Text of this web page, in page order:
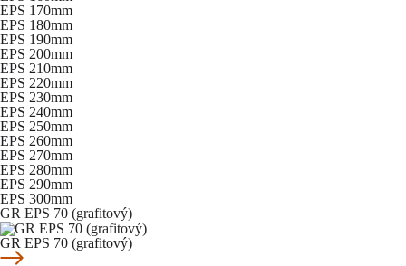
EPS 170mm
EPS 180mm
EPS 190mm
EPS 200mm
EPS 210mm
EPS 220mm
EPS 230mm
EPS 240mm
EPS 250mm
EPS 260mm
EPS 270mm
EPS 280mm
EPS 290mm
EPS 300mm
GR EPS 70 (grafitový)
GR EPS 70 (grafitový)